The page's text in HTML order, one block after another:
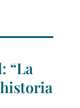
“La